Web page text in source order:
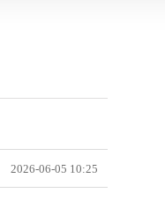
2026-06-05 10:25